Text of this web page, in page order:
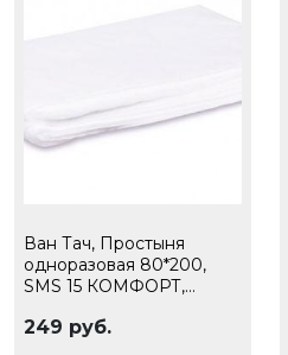
Ван Тач, Простыня
одноразовая 80*200,
SMS 15 КОМФОРТ,
(поштучно)
249 руб.